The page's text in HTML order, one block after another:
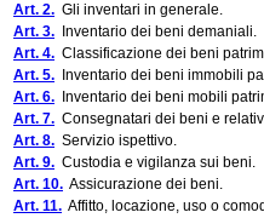
Art. 2. Gli inventari in generale.
Art. 3. Inventario dei beni demaniali.
Art. 4. Classificazione dei beni
Art. 5. Inventario dei beni immobili
Art. 6. Inventario dei beni mobili
Art. 7. Consegnatari dei beni e
Art. 8. Servizio ispettivo.
Art. 9. Custodia e vigilanza sui beni.
Art. 10. Assicurazione dei beni.
Art. 11. Affitto, locazione, uso o